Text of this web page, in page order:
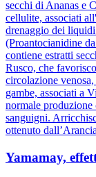
secchi di Ananas e
cellulite, associati
drenaggio dei
(Proantocianidine
contiene estratti
Rusco, che
circolazione
gambe, associati a
normale
sanguigni.
ottenuto
Yamamay,